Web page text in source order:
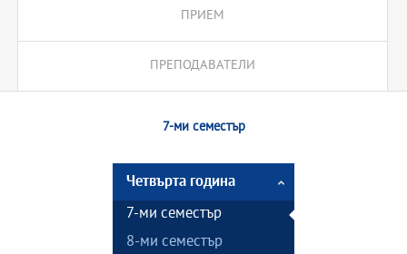
ПРИЕМ
ПРЕПОДАВАТЕЛИ
7-ми семестър
Четвърта година
7-ми семестър
8-ми семестър